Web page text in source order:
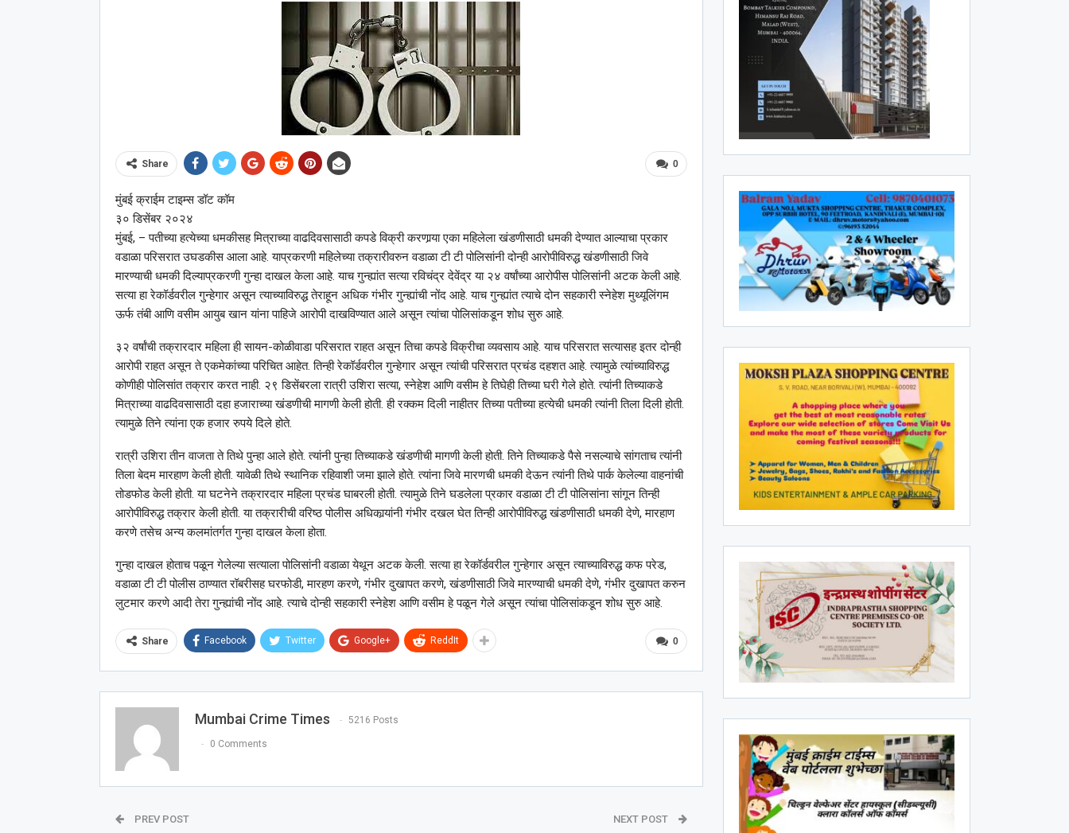
0
Share
मुंबई क्राईम टाइम्स डॉट कॉम
३० डिसेंबर २०२४
मुंबई, – पतीच्या हत्येच्या धमकीसह मित्राच्या वाढदिवसासाठी कपडे विक्री करणार्‍या एका महिलेला खंडणीसाठी धमकी देण्यात आल्याचा प्रकार
वडाळा परिसरात उघडकीस आला आहे. याप्रकरणी महिलेच्या तक्रारीवरुन वडाळा टी टी पोलिसांनी दोन्ही आरोपीविरुद्ध खंडणीसाठी जिवे
मारण्याची धमकी दिल्याप्रकरणी गुन्हा दाखल केला आहे. याच गुन्ह्यांत सत्या रविचंद्र देवेंद्र या २४ वर्षांच्या आरोपीस पोलिसांनी अटक केली आहे.
सत्या हा रेकॉर्डवरील गुन्हेगार असून त्याच्याविरुद्ध तेराहून अधिक गंभीर गुन्ह्यांची नोंद आहे. याच गुन्ह्यांत त्याचे दोन सहकारी स्नेहेश मुथ्यूलिंगम
ऊर्फ तंबी आणि वसीम आयुब खान यांना पाहिजे आरोपी दाखविण्यात आले असून त्यांचा पोलिसांकडून शोध सुरु आहे.
३२ वर्षांची तक्रारदार महिला ही सायन-कोळीवाडा परिसरात राहत असून तिचा कपडे विक्रीचा व्यवसाय आहे. याच परिसरात सत्यासह इतर दोन्ही
आरोपी राहत असून ते एकमेकांच्या परिचित आहेत. तिन्ही रेकॉर्डवरील गुन्हेगार असून त्यांची परिसरात प्रचंड दहशत आहे. त्यामुळे त्यांच्याविरुद्ध
कोणीही पोलिसांत तक्रार करत नाही. २९ डिसेंबरला रात्री उशिरा सत्या, स्नेहेश आणि वसीम हे तिघेही तिच्या घरी गेले होते. त्यांनी तिच्याकडे
मित्राच्या वाढदिवसासाठी दहा हजाराच्या खंडणीची मागणी केली होती. ही रक्कम दिली नाहीतर तिच्या पतीच्या हत्येची धमकी त्यांनी तिला दिली होती.
त्यामुळे तिने त्यांना एक हजार रुपये दिले होते.
रात्री उशिरा तीन वाजता ते तिथे पुन्हा आले होते. त्यांनी पुन्हा तिच्याकडे खंडणीची मागणी केली होती. तिने तिच्याकडे पैसे नसल्याचे सांगताच त्यांनी
तिला बेदम मारहाण केली होती. यावेळी तिथे स्थानिक रहिवाशी जमा झाले होते. त्यांना जिवे मारणची धमकी देऊन त्यांनी तिथे पार्क केलेल्या वाहनांची
तोडफोड केली होती. या घटनेने तक्रारदार महिला प्रचंड घाबरली होती. त्यामुळे तिने घडलेला प्रकार वडाळा टी टी पोलिसांना सांगून तिन्ही
आरोपीविरुद्ध तक्रार केली होती. या तक्रारीची वरिष्ठ पोलीस अधिकार्‍यांनी गंभीर दखल घेत तिन्ही आरोपीविरुद्ध खंडणीसाठी धमकी देणे, मारहाण
करणे तसेच अन्य कलमांतर्गत गुन्हा दाखल केला होता.
गुन्हा दाखल होताच पळून गेलेल्या सत्याला पोलिसांनी वडाळा येथून अटक केली. सत्या हा रेकॉर्डवरील गुन्हेगार असून त्याच्याविरुद्ध कफ परेड,
वडाळा टी टी पोलीस ठाण्यात रॉबरीसह घरफोडी, मारहण करणे, गंभीर दुखापत करणे, खंडणीसाठी जिवे मारण्याची धमकी देणे, गंभीर दुखापत करुन
लुटमार करणे आदी तेरा गुन्ह्यांची नोंद आहे. त्याचे दोन्ही सहकारी स्नेहेश आणि वसीम हे पळून गेले असून त्यांचा पोलिसांकडून शोध सुरु आहे.
0
Share Facebook Twitter Google+ ReddIt
Mumbai Crime Times 5216 Posts
0 Comments
PREV POST NEXT POST